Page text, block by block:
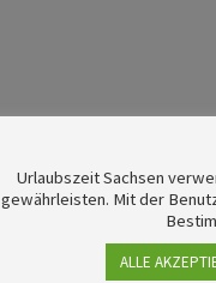
Urlaubszeit Sachsen
gewährleisten. Mit der
ALLE